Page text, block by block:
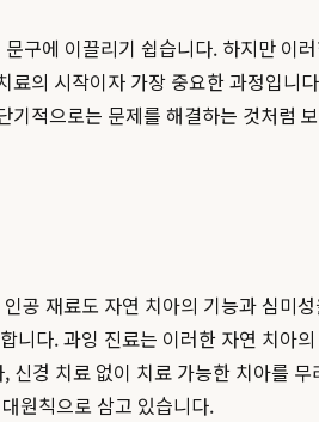
구에 이끌리기 쉽습니다. 하지만
료의 시작이자 가장 중요한 과정입니
적으로는 문제를 해결하는 것처럼
공 재료도 자연 치아의 기능과 심미
다. 과잉 진료는 이러한 자연 치아
경 치료 없이 치료 가능한 치아를
원칙으로 삼고 있습니다.